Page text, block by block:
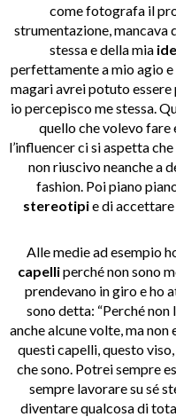
come fotografa il
strumentazione, mancava
stessa e della mia
perfettamente a mio agio e
magari avrei potuto
io percepisco me stessa.
quello che volevo fare
l’influencer ci si aspetta che
non riuscivo neanche a
fashion. Poi piano
stereotipie di accettare
Alle medie ad esempio
capelliperché non sono
prendevano in giro e ho
sono detta: “Perché
anche alcune volte, ma
questi capelli, questo
che sono. Potrei sempre
sempre lavorare su sé
diventare qualcosa di